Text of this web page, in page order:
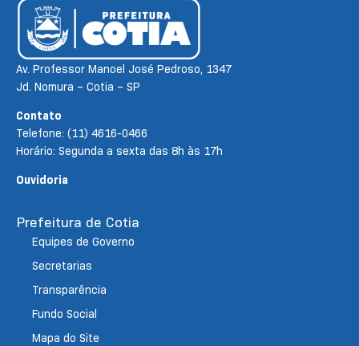
Av. Professor Manoel José Pedroso, 1347
Jd. Nomura – Cotia – SP
Contato
Telefone: (11) 4616-0466
Horário: Segunda a sexta das 8h às 17h
Ouvidoria
Prefeitura de Cotia
Equipes de Governo
Secretarias
Transparência
Fundo Social
Mapa do Site